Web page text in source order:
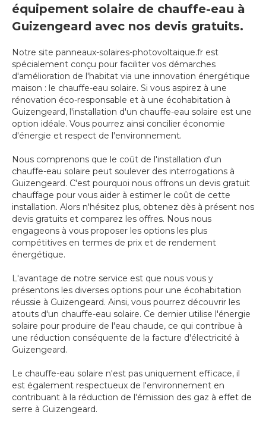
équipement solaire de chauffe-eau à
Guizengeard avec nos devis gratuits.
Notre site panneaux-solaires-photovoltaique.fr est
spécialement conçu pour faciliter vos démarches
d'amélioration de l'habitat via une innovation énergétique
maison : le chauffe-eau solaire. Si vous aspirez à une
rénovation éco-responsable et à une écohabitation à
Guizengeard, l'installation d'un chauffe-eau solaire est une
option idéale. Vous pourrez ainsi concilier économie
d'énergie et respect de l'environnement.
Nous comprenons que le coût de l'installation d'un
chauffe-eau solaire peut soulever des interrogations à
Guizengeard. C'est pourquoi nous offrons un devis gratuit
chauffage pour vous aider à estimer le coût de cette
installation. Alors n'hésitez plus, obtenez dès à présent nos
devis gratuits et comparez les offres. Nous nous
engageons à vous proposer les options les plus
compétitives en termes de prix et de rendement
énergétique.
L'avantage de notre service est que nous vous y
présentons les diverses options pour une écohabitation
réussie à Guizengeard. Ainsi, vous pourrez découvrir les
atouts d'un chauffe-eau solaire. Ce dernier utilise l'énergie
solaire pour produire de l'eau chaude, ce qui contribue à
une réduction conséquente de la facture d'électricité à
Guizengeard.
Le chauffe-eau solaire n'est pas uniquement efficace, il
est également respectueux de l'environnement en
contribuant à la réduction de l'émission des gaz à effet de
serre à Guizengeard.